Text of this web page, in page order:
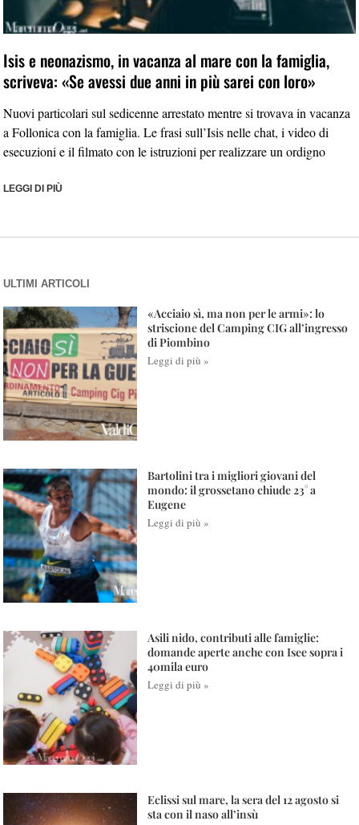
Isis e neonazismo, in vacanza al mare con la famiglia,
scriveva: «Se avessi due anni in più sarei con loro»
Nuovi particolari sul sedicenne arrestato mentre si trovava in vacanza
a Follonica con la famiglia. Le frasi sull’Isis nelle chat, i video di
esecuzioni e il filmato con le istruzioni per realizzare un ordigno
LEGGI DI PIÙ
ULTIMI ARTICOLI
«Acciaio sì, ma non per le armi»: lo
striscione del Camping CIG all’ingresso
di Piombino
Leggi di più »
Bartolini tra i migliori giovani del
mondo: il grossetano chiude 23° a
Eugene
Leggi di più »
Asili nido, contributi alle famiglie:
domande aperte anche con Isee sopra i
40mila euro
Leggi di più »
Eclissi sul mare, la sera del 12 agosto si
sta con il naso all’insù